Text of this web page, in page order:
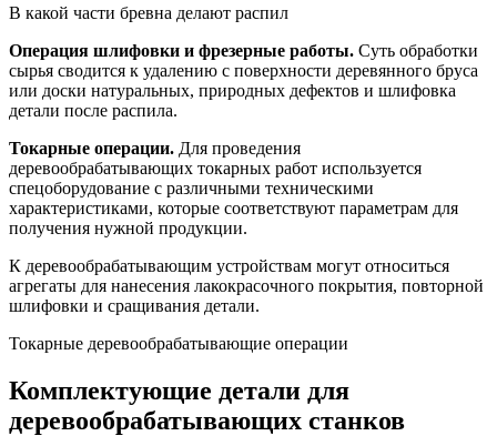
В какой части бревна делают распил
Операция шлифовки и фрезерные работы. Суть обработки
сырья сводится к удалению с поверхности деревянного бруса
или доски натуральных, природных дефектов и шлифовка
детали после распила.
Токарные операции. Для проведения
деревообрабатывающих токарных работ используется
спецоборудование с различными техническими
характеристиками, которые соответствуют параметрам для
получения нужной продукции.
К деревообрабатывающим устройствам могут относиться
агрегаты для нанесения лакокрасочного покрытия, повторной
шлифовки и сращивания детали.
Токарные деревообрабатывающие операции
Комплектующие детали для
деревообрабатывающих станков